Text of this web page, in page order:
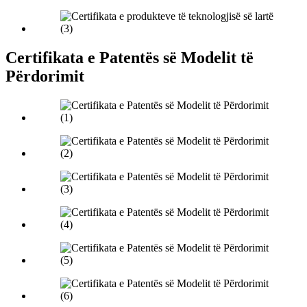
Certifikata e Patentës së Modelit të
Përdorimit